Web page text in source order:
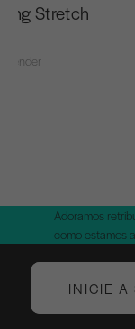
Stretch
Adoramos
como estamos
INICIE A